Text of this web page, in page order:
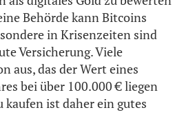
Behörde kann Bitcoins
in Krisenzeiten sind
Versicherung. Viele
aus, das der Wert eines
bei über 100.000 € liegen
ist daher ein gutes